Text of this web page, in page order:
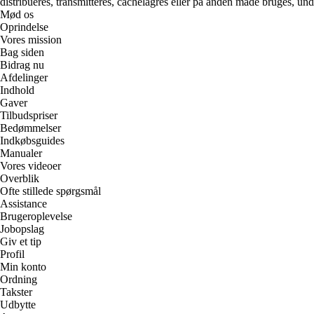
Mød os
Oprindelse
Vores mission
Bag siden
Bidrag nu
Afdelinger
Indhold
Gaver
Tilbudspriser
Bedømmelser
Indkøbsguides
Manualer
Vores videoer
Overblik
Ofte stillede spørgsmål
Assistance
Brugeroplevelse
Jobopslag
Giv et tip
Profil
Min konto
Ordning
Takster
Udbytte